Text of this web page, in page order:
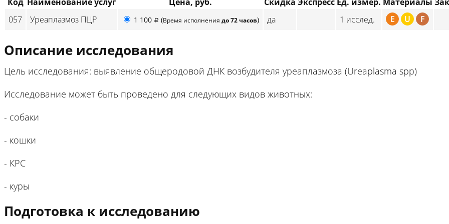
057
Уреаплазмоз ПЦР 1 100 p (Время исполнения до 72 часов) да 1 исслед. E U F
Описание исследования
Цель исследования: выявление общеродовой ДНК возбудителя уреаплазмоза (Ureaplasma spp)
Исследование может быть проведено для следующих видов животных:
- собаки
- кошки
- КРС
- куры
Подготовка к исследованию